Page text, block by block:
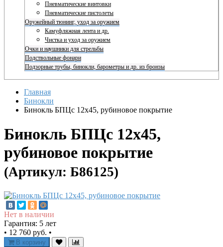
Пневматические винтовки
Пневматические пистолеты
Оружейный тюнинг, уход за оружием
Камуфляжная лента и др.
Чистка и уход за оружием
Очки и наушники для стрельбы
Подствольные фонари
Подзорные трубы, бинокли, барометры и др. из бронзы
Главная
Бинокли
Бинокль БПЦс 12х45, рубиновое покрытие
Бинокль БПЦс 12х45,
рубиновое покрытие
(Артикул: Б86125)
Нет в наличии
Гарантия: 5 лет
• 12 760 руб. •
В корзину